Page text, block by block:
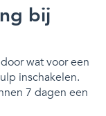
bij
wat voor een
inschakelen.
7 dagen een